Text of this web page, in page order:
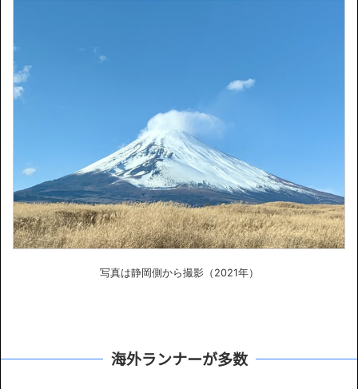
写真は静岡側から撮影（2021年）
海外ランナーが多数